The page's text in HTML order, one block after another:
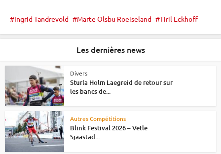
Ingrid Tandrevold Marte Olsbu Roeiseland Tiril Eckhoff
Les dernières news
Divers
Sturla Holm Laegreid de retour sur
les bancs de...
Autres Compétitions
Blink Festival 2026 – Vetle
Sjaastad...